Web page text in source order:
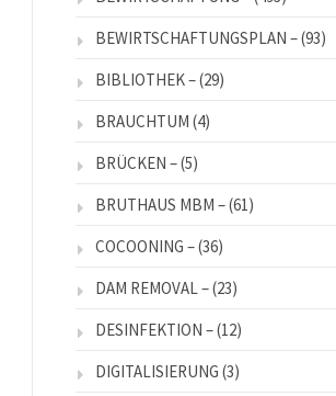
BEWIRTSCHAFTUNGSPLAN –(93)
BIBLIOTHEK –(29)
BRAUCHTUM (4)
BRÜCKEN –(5)
BRUTHAUS MBM –(61)
COCOONING –(36)
DAM REMOVAL –(23)
DESINFEKTION –(12)
DIGITALISIERUNG (3)